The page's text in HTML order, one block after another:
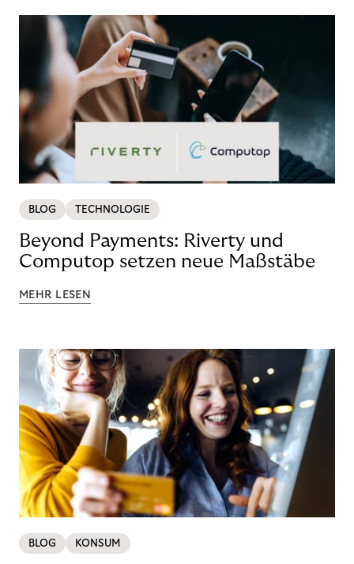
BLOG TECHNOLOGIE
Beyond Payments: Riverty und
Computop setzen neue Maßstäbe
MEHR LESEN
BLOG KONSUM